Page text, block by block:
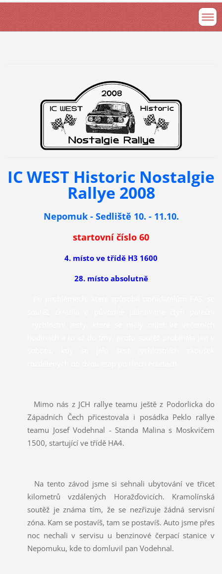
IC WEST Historic Nostalgie
Rallye 2008
Nepomuk - Sedliště 10. - 11.10.
startovní číslo 60
4. místo ve třídě H3 1600
28. místo absolutně
Mimo nás z JCH rallye teamu ještě z Podorlicka do
Západních Čech přicestovala i posádka Peklo rallye
teamu Josef Vodehnal - Standa Malina s Moskvičem
1500, startující ve třídě HA4.
Na tento závod jsme si sehnali ubytování ve třicet
kilometrů vzdálených Horažďovicích. Kramolínská
soutěž je známa tím, že se nezřizuje žádná servisní
zóna. Kam se postavíš, tam se postavíš. Auto jsme přes
noc nechali v servisu u benzinové čerpací stanice v
Nepomuku, kde to domluvil pan Vodehnal.